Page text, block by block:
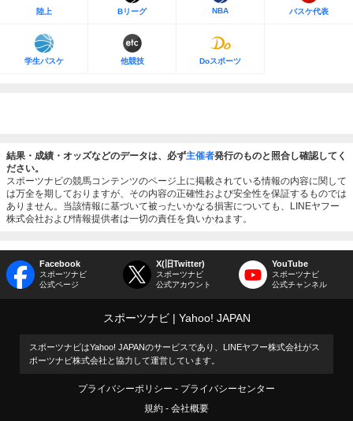
陸上 Bリーグ NBA バスケ代表
学生バスケ 他競技 Doスポーツ
結果・成績・オッズなどのデータは、必ず主催者発行のものと照合し確認してく
ださい。
スポーツナビの競馬コンテンツのページ上に掲載されている情報の内容に関して
は万全を期しておりますが、その内容の正確性および安全性を保証するものでは
ありません。当該情報に基づいて被ったいかなる損害についても、LINEヤフー
株式会社および情報提供者は一切の責任を負いかねます。
Facebook
スポーツナビ
公式ページ
X(旧Twitter)
スポーツナビ
公式アカウント
YouTube
スポーツナビ
公式チャンネル
スポーツナビ Yahoo! JAPAN
スポーツナビはYahoo! JAPANのサービスであり、LINEヤフー株式会社がス
ポーツナビ株式会社と協力して運営しています。
プライバシーポリシー
プライバシーセンター
規約
会社概要